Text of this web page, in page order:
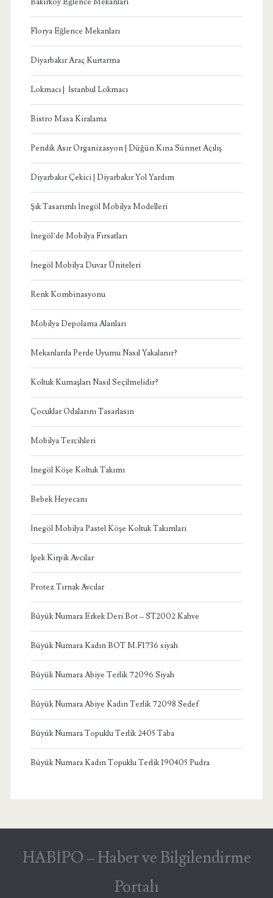
Florya Eğlence Mekanları
Diyarbakır Araç Kurtarma
Lokmacı | İstanbul Lokmacı
Bistro Masa Kiralama
Pendik Asır Organizasyon | Düğün Kına Sünnet Açılış
Diyarbakır Çekici | Diyarbakır Yol Yardım
Şık Tasarımlı İnegöl Mobilya Modelleri
İnegöl’de Mobilya Fırsatları
İnegöl Mobilya Duvar Üniteleri
Renk Kombinasyonu
Mobilya Depolama Alanları
Mekanlarda Perde Uyumu Nasıl Yakalanır?
Koltuk Kumaşları Nasıl Seçilmelidir?
Çocuklar Odalarını Tasarlasın
Mobilya Tercihleri
İnegöl Köşe Koltuk Takımı
Bebek Heyecanı
İnegöl Mobilya Pastel Köşe Koltuk Takımları
İpek Kirpik Avcılar
Protez Tırnak Avcılar
Büyük Numara Erkek Deri Bot – ST2002 Kahve
Büyük Numara Kadın BOT M.F1736 siyah
Büyük Numara Abiye Terlik 72096 Siyah
Büyük Numara Abiye Kadın Terlik 72098 Sedef
Büyük Numara Topuklu Terlik 2405 Taba
Büyük Numara Kadın Topuklu Terlik 190405 Pudra
HABİPO – Haber ve Bilgilendirme
Portalı